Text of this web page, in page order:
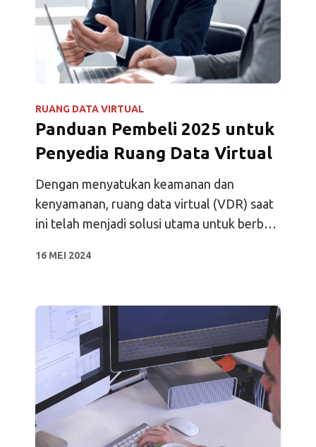
RUANG DATA VIRTUAL
Panduan Pembeli 2025 untuk
Penyedia Ruang Data Virtual
Dengan menyatukan keamanan dan
kenyamanan, ruang data virtual (VDR) saat
ini telah menjadi solusi utama untuk berbagi
Fitur-fitur seperti penyimpanan file
penandaan air yang dinamis, dan analisis
terperinci tentang bagaimana para tamu
berinteraksi...
16 MEI 2024